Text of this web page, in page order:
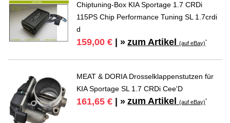
Chiptuning-Box KIA Sportage 1.7 CRDi
115PS Chip Performance Tuning SL 1.7crdi
d
159,00 € | » zum Artikel(auf eBay)*
MEAT & DORIA Drosselklappenstutzen für
KIA Sportage SL 1.7 CRDi Cee'D
161,65 € | » zum Artikel(auf eBay)*